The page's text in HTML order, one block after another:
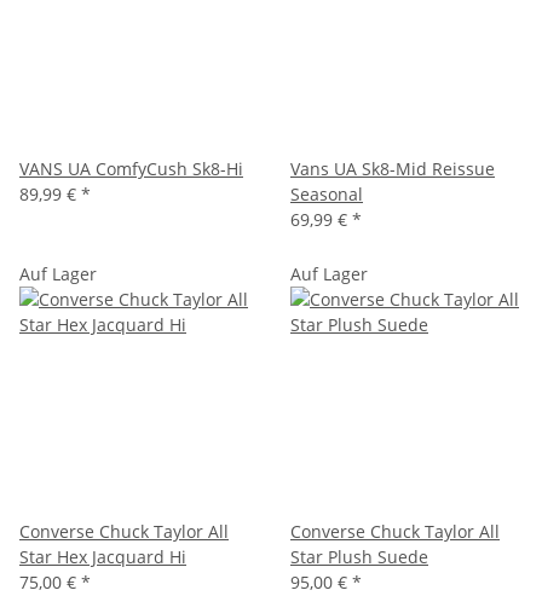
VANS UA ComfyCush Sk8-Hi
89,99 € *
Vans UA Sk8-Mid Reissue
Seasonal
69,99 € *
Auf Lager
Converse Chuck Taylor All
Star Hex Jacquard Hi
75,00 € *
Auf Lager
Converse Chuck Taylor All
Star Plush Suede
95,00 € *